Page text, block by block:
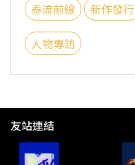
泰流前線 新作發行
人物專訪
友站連結